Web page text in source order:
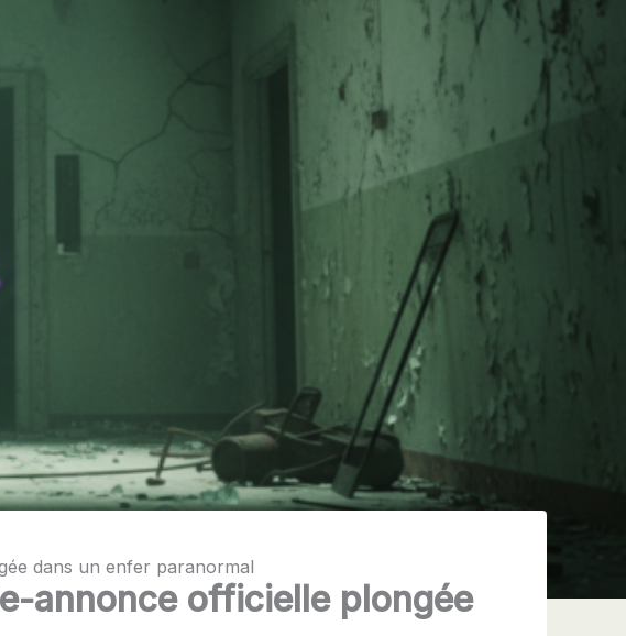
dans un enfer paranormal
annonce officielle plongée